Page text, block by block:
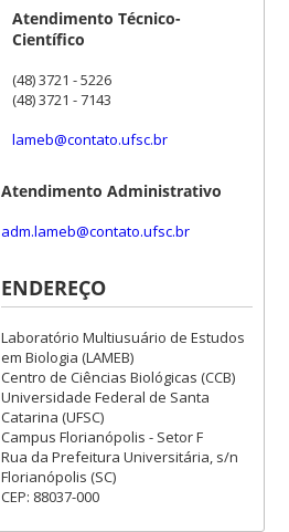
Atendimento Técnico-
Científico
(48) 3721 - 5226
(48) 3721 - 7143
lameb@contato.ufsc.br
Atendimento Administrativo
adm.lameb@contato.ufsc.br
ENDEREÇO
Laboratório Multiusuário de Estudos
em Biologia (LAMEB)
Centro de Ciências Biológicas (CCB)
Universidade Federal de Santa
Catarina (UFSC)
Campus Florianópolis - Setor F
Rua da Prefeitura Universitária, s/n
Florianópolis (SC)
CEP: 88037-000